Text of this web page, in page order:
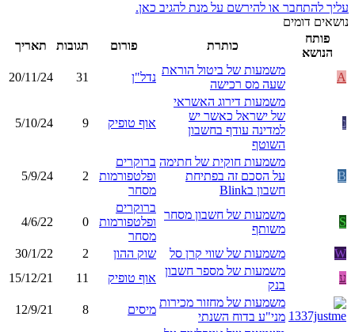
עליך להתחבר או להירשם על מנת להגיב כאן.
נושאים דומים
פותח
הנושא
כותרת פורום תגובות תאריך
A
משמעות של ביטול הוראת
שעה מס רכישה
נדל"ן 31
20/11/24
נ
משמעות דירוג האשראי
של ישראל כאשר יש
למדינה עודף בחשבון
השוטף
אוף טופיק 9
5/10/24
B
משמעות חוקית של חתימה
על הסכם זה בפתיחת
חשבון בBlink
ברוקרים
ופלטפורמות
מסחר
2
5/9/24
S
משמעות של חשבון מסחר
משותף
ברוקרים
ופלטפורמות
מסחר
0
4/6/22
W משמעות של שווי קרן סל שוק ההון 2
30/1/22
ע
משמעות של מספר חשבון
בנק
אוף טופיק 11
15/12/21
משמעות של מחזור מכירות
מני"ע בדוח השנתי
מיסים 8
12/9/21